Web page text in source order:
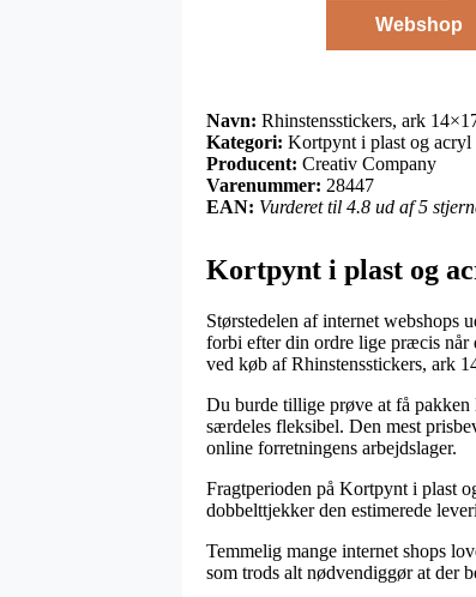
Webshop
Navn: Rhinstensstickers, ark
Kategori: Kortpynt i plast og acryl
Producent: Creativ Company
Varenummer: 28447
EAN: Vurderet til 4.8 ud af 5
Kortpynt i plast og
Størstedelen af internet webshops
forbi efter din ordre lige præcis når
ved køb af Rhinstensstickers, ark
Du burde tillige prøve at få
særdeles fleksibel. Den mest
online forretningens arbejdslager.
Fragtperioden på Kortpynt i plast
dobbelttjekker den estimerede
Temmelig mange internet shops
som trods alt nødvendiggør at der